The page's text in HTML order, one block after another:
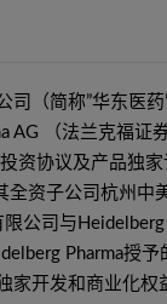
（简称”华东医药
AG （法兰克福证
资协议及产品独家
全资子公司杭州中
公司与Heidelberg
Pharma授予
家开发和商业化权